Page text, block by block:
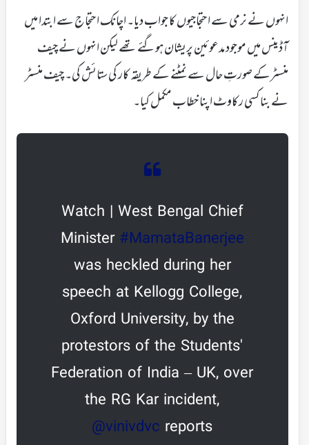
انہوں نے نرمی سے احتجاجیوں کا جواب دیا۔ اچانک احتجاج سے ابتدا میں
آڈینس میں موجود مدعوئین پریشان ہوگئے تھے لیکن انہوں نے چیف
منسٹرکے صورتِ حال سے نمٹنے کے طریقہ کار کی ستائش کی۔ چیف منسٹر
نے بناکسی رکاوٹ اپنا خطاب مکمل کیا۔
Watch | West Bengal Chief
Minister#MamataBanerjee
was heckled during her
speech at Kellogg College,
Oxford University, by the
protestors of the Students'
Federation of India – UK, over
the RG Kar incident,
@vinivdvc reports